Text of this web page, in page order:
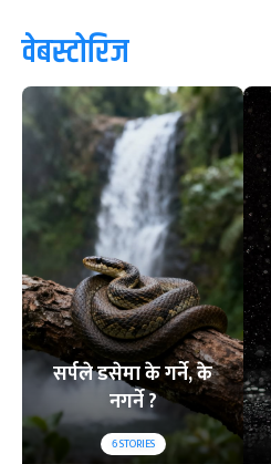
वेबस्टोरिज
सर्पले डसेमा के गर्ने, के
नगर्ने ?
6STORIES